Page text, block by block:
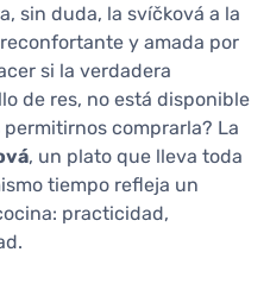
sin duda, la svíčková a la
y amada por
si la verdadera
de res, no está disponible
comprarla? La
, un plato que lleva toda
tiempo refleja un
practicidad,